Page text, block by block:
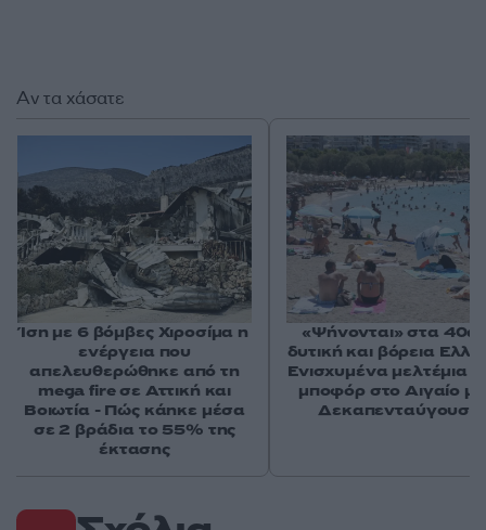
Αν τα χάσατε
Ίση με 6 βόμβες Χιροσίμα η
ενέργεια που
απελευθερώθηκε από τη
mega fire σε Αττική και
Βοιωτία - Πώς κάηκε μέσα
σε 2 βράδια το 55% της
έκτασης
«Ψήνονται» στα
δυτική και βόρεια
Ενισχυμένα μελτέμια
μποφόρ στο Αιγαίο